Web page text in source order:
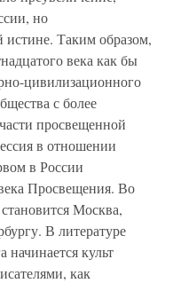
но
истине. Таким образом,
века как бы
цивилизационного
с более
просвещенной
в отношении
в России
Просвещения. Во
Москва,
В литературе
начинается культ
как